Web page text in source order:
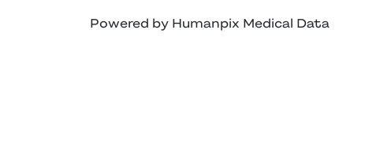
Powered by Humanpix Medical Data